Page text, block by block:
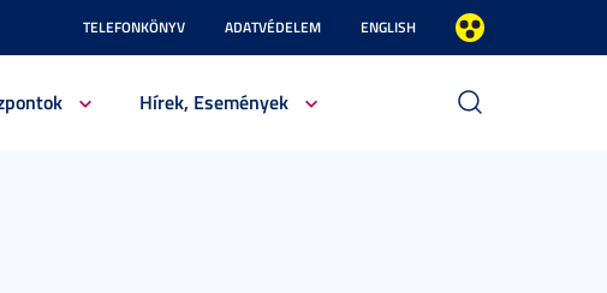
TELEFONKÖNYV ADATVÉDELEM ENGLISH
Hírek, Események